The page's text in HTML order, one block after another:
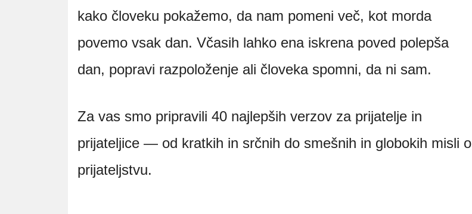
kako človeku pokažemo, da nam pomeni več, kot morda
povemo vsak dan. Včasih lahko ena iskrena poved polepša
dan, popravi razpoloženje ali človeka spomni, da ni sam.
Za vas smo pripravili 40 najlepših verzov za prijatelje in
prijateljice — od kratkih in srčnih do smešnih in globokih misli o
prijateljstvu.